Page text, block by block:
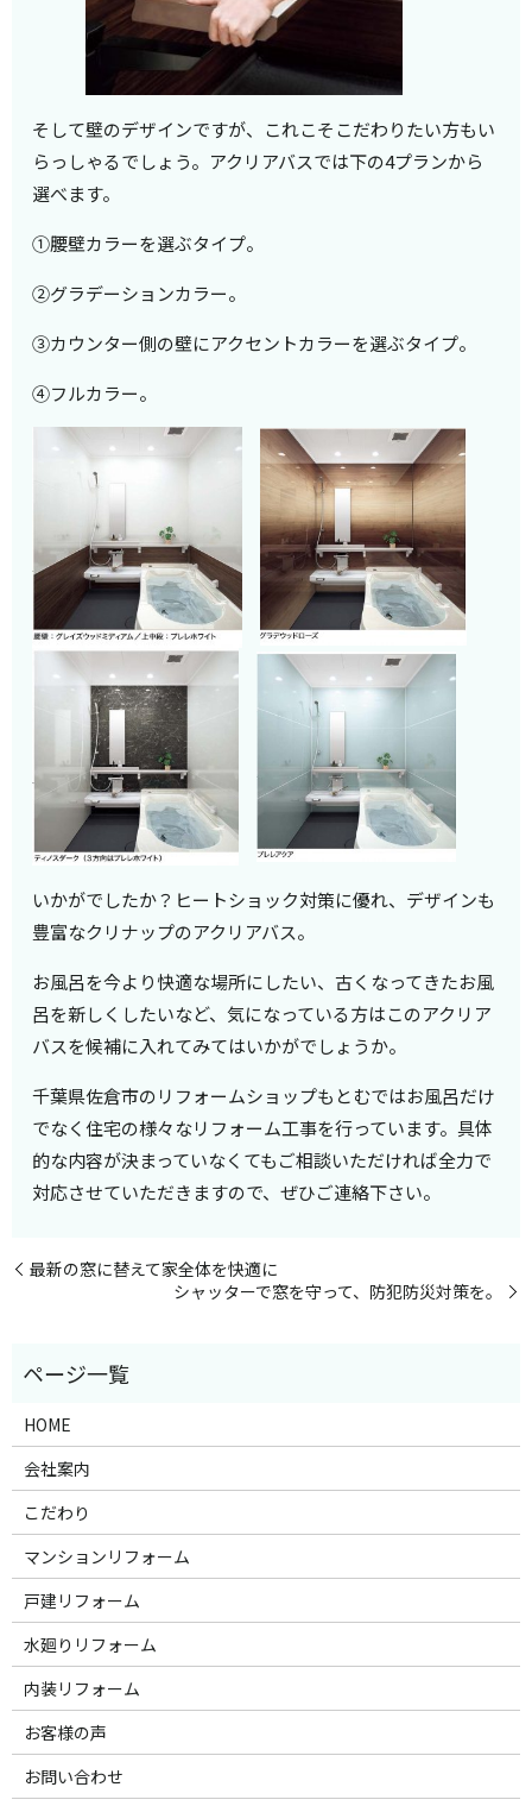
そして壁のデザインですが、これこそこだわりたい方もい
らっしゃるでしょう。アクリアバスでは下の4プランから
選べます。
①腰壁カラーを選ぶタイプ。
②グラデーションカラー。
③カウンター側の壁にアクセントカラーを選ぶタイプ。
④フルカラー。
いかがでしたか？ヒートショック対策に優れ、デザインも
豊富なクリナップのアクリアバス。
お風呂を今より快適な場所にしたい、古くなってきたお風
呂を新しくしたいなど、気になっている方はこのアクリア
バスを候補に入れてみてはいかがでしょうか。
千葉県佐倉市のリフォームショップもとむではお風呂だけ
でなく住宅の様々なリフォーム工事を行っています。具体
的な内容が決まっていなくてもご相談いただければ全力で
対応させていただきますので、ぜひご連絡下さい。
最新の窓に替えて家全体を快適に
シャッターで窓を守って、防犯防災対策を。
HOME
会社案内
こだわり
マンションリフォーム
戸建リフォーム
水廻りリフォーム
内装リフォーム
お客様の声
お問い合わせ